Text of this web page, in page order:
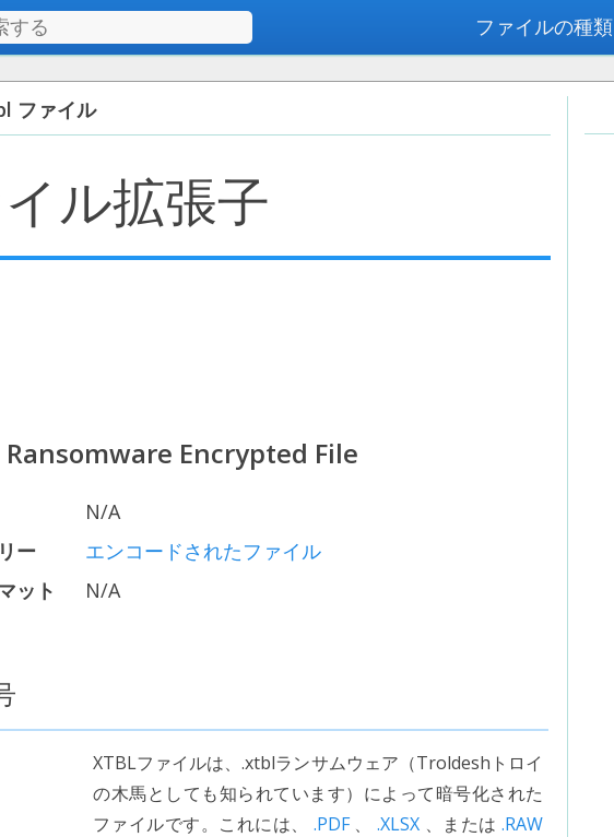
ファイルの種類
ファイル
ル拡張子
Ransomware Encrypted File
N/A
ー
エンコードされたファイル
ット
N/A
XTBLファイルは、.xtblランサムウェア（Troldeshトロイ
の木馬としても知られています）によって暗号化された
ファイルです。これには、 .PDF、.XLSX 、または.RAW